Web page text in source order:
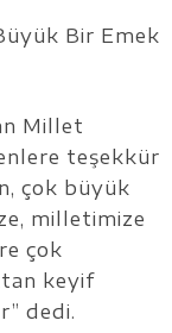
Bir Emek
Millet
teşekkür
çok büyük
milletimize
çok
keyif
dedi.